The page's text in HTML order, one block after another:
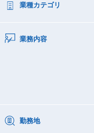
業種カテゴリ
業務内容
勤務地